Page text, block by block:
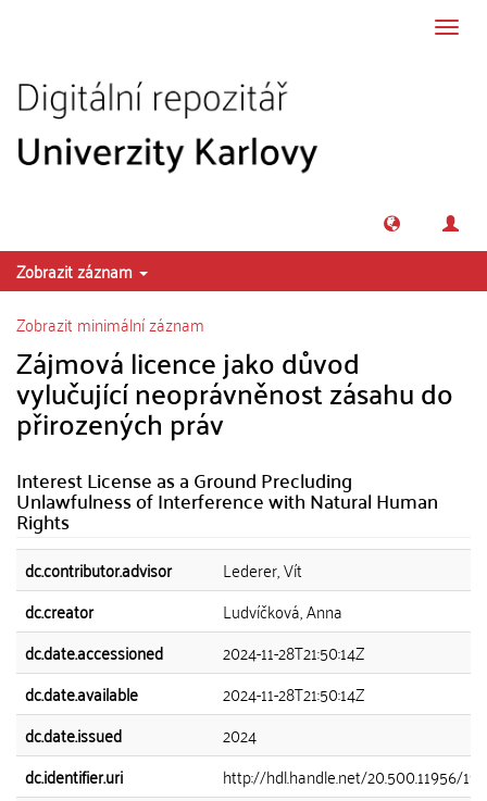
Zobrazit záznam
Zobrazit minimální záznam
Zájmová licence jako důvod
vylučující neoprávněnost zásahu do
přirozených práv
Interest License as a Ground Precluding
Unlawfulness of Interference with Natural Human
Rights
dc.contributor.advisor
Lederer, Vít
dc.creator
Ludvíčková, Anna
dc.date.accessioned
2024-11-28T21:50:14Z
dc.date.available
2024-11-28T21:50:14Z
dc.date.issued
2024
dc.identifier.uri
http://hdl.handle.net/20.500.11956/